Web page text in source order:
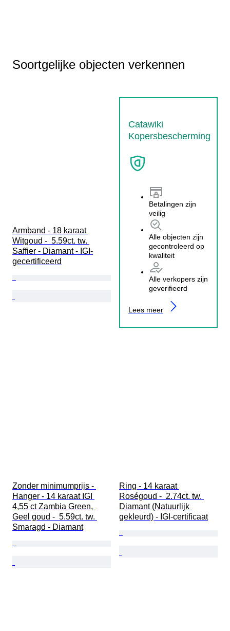
Soortgelijke objecten verkennen
Catawiki
Kopersbescherming
Betalingen zijn
veilig
Alle objecten zijn
gecontroleerd op
kwaliteit
Alle verkopers zijn
geverifieerd
Lees meer
Armband - 18 karaat
Witgoud -  5.59ct. tw.
Saffier - Diamant - IGI-
gecertificeerd
Zonder minimumprijs -
Hanger - 14 karaat IGI
4,55 ct Zambia Green,
Geel goud -  5.59ct. tw.
Smaragd - Diamant
Ring - 14 karaat
Roségoud -  2.74ct. tw.
Diamant (Natuurlijk
gekleurd) - IGI-certificaat